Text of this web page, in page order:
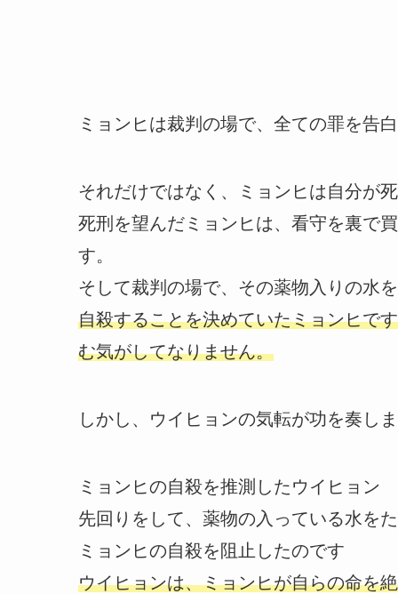
ミョンヒは裁判の場で、全ての罪を告
それだけではなく、ミョンヒは自分が
死刑を望んだミョンヒは、看守を裏で
す。
そして裁判の場で、その薬物入りの水
自殺することを決めていたミョンヒで
む気がしてなりません。
しかし、ウイヒョンの気転が功を奏し
ミョンヒの自殺を推測したウイヒョン
先回りをして、薬物の入っている水を
ミョンヒの自殺を阻止したのです
ウイヒョンは、ミョンヒが自らの命を